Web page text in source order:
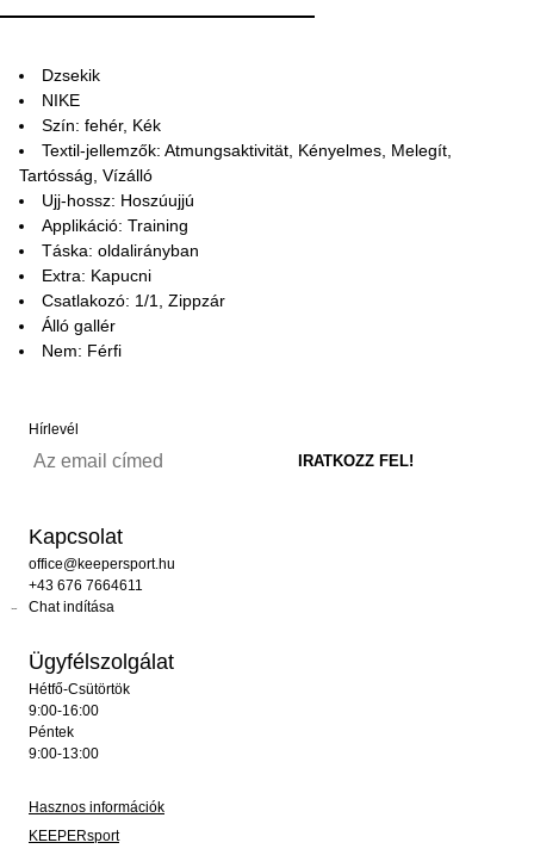
Dzsekik
NIKE
Szín: fehér, Kék
Textil-jellemzők: Atmungsaktivität, Kényelmes, Melegít,
Tartósság, Vízálló
Ujj-hossz: Hoszúujjú
Applikáció: Training
Táska: oldalirányban
Extra: Kapucni
Csatlakozó: 1/1, Zippzár
Álló gallér
Nem: Férfi
Hírlevél
Kapcsolat
office@keepersport.hu
+43 676 7664611
Chat indítása
Ügyfélszolgálat
Hétfő-Csütörtök
9:00-16:00
Péntek
9:00-13:00
Hasznos információk
KEEPERsport